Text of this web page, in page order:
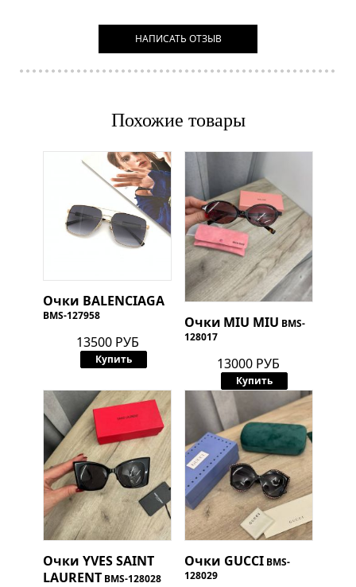
НАПИСАТЬ ОТЗЫВ
Похожие товары
Очки BALENCIAGA
BMS-127958
13500 РУБ
Купить
Очки MIU MIU BMS-
128017
13000 РУБ
Купить
Очки YVES SAINT
LAURENT BMS-128028
Очки GUCCI BMS-
128029